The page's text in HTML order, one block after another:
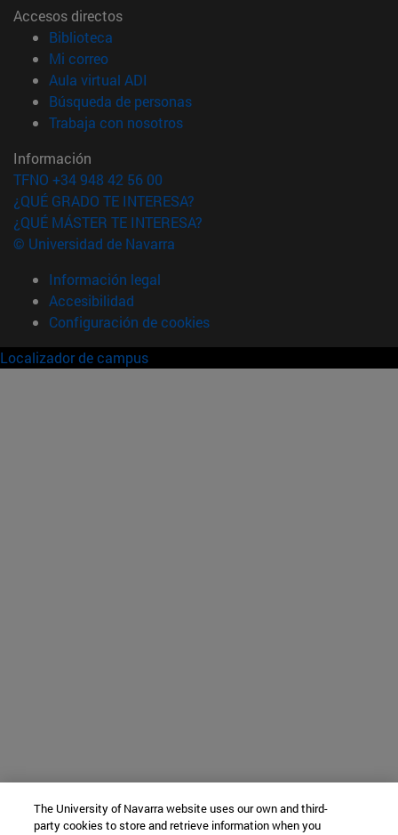
Accesos directos
Biblioteca
Mi correo(abre en nueva ventana)
Aula virtual ADI
Búsqueda de personas(abre en nueva ventana)
Trabaja con nosotros(abre en nueva ventana)
Información
TFNO +34 948 42 56 00
¿QUÉ GRADO TE INTERESA?
¿QUÉ MÁSTER TE INTERESA?
© Universidad de Navarra
Información legal
Accesibilidad
Configuración de cookies
Localizador de campus
The University of Navarra website uses our own and third-
party cookies to store and retrieve information when you